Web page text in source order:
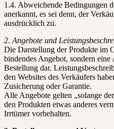
1.4. Abweichende Bedingungen
anerkannt, es sei denn, der
ausdrücklich zu.
2. Angebote und
Die Darstellung der Produkte im
bindendes Angebot, sondern
Bestellung dar.
den Websites des Verkäufers
Zusicherung oder Garantie.
Alle Angebote gelten „solange
den Produkten etwas anderes
Irrtümer vorbehalten.